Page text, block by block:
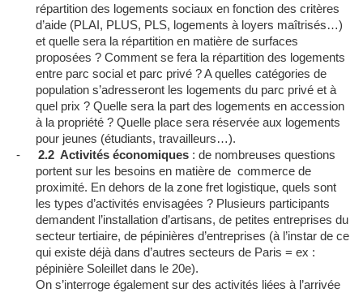
répartition des logements sociaux en fonction des critères
d’aide (PLAI, PLUS, PLS, logements à loyers maîtrisés…)
et quelle sera la répartition en matière de surfaces
proposées ? Comment se fera la répartition des logements
entre parc social et parc privé ? A quelles catégories de
population s’adresseront les logements du parc privé et à
quel prix ? Quelle sera la part des logements en accession
à la propriété ? Quelle place sera réservée aux logements
pour jeunes (étudiants, travailleurs…).
-
2.2 Activités économiques : de nombreuses questions
portent sur les besoins en matière de commerce de
proximité. En dehors de la zone fret logistique, quels sont
les types d’activités envisagées ? Plusieurs participants
demandent l’installation d’artisans, de petites entreprises du
secteur tertiaire, de pépinières d’entreprises (à l’instar de ce
qui existe déjà dans d’autres secteurs de Paris = ex :
pépinière Soleillet dans le 20e).
On s’interroge également sur des activités liées à l’arrivée